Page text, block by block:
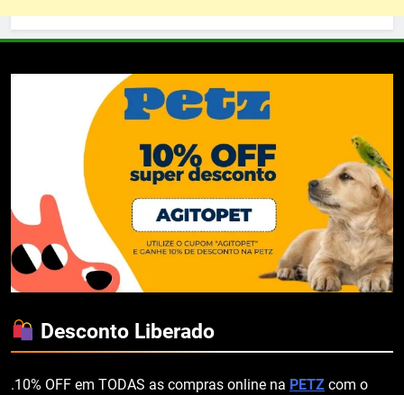
Desconto Liberado
.10% OFF em TODAS as compras online na PETZ com o